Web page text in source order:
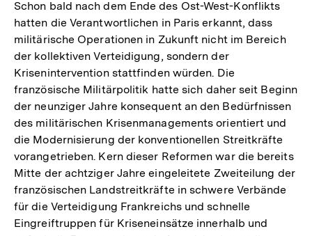
Schon bald nach dem Ende des Ost-West-Konflikts
hatten die Verantwortlichen in Paris erkannt, dass
militärische Operationen in Zukunft nicht im Bereich
der kollektiven Verteidigung, sondern der
Krisenintervention stattfinden würden. Die
französische Militärpolitik hatte sich daher seit Beginn
der neunziger Jahre konsequent an den Bedürfnissen
des militärischen Krisenmanagements orientiert und
die Modernisierung der konventionellen Streitkräfte
vorangetrieben. Kern dieser Reformen war die bereits
Mitte der achtziger Jahre eingeleitete Zweiteilung der
französischen Landstreitkräfte in schwere Verbände
für die Verteidigung Frankreichs und schnelle
Eingreiftruppen für Kriseneinsätze innerhalb und